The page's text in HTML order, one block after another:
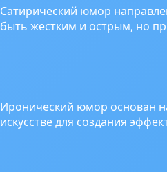
Сатирический юмор
быть жестким и острым, но
Иронический юмор основан
искусстве для создания